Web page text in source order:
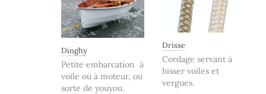
Dinghy
Petite embarcation à
voile ou à moteur, ou
sorte de youyou.
Drisse
Cordage servant à
hisser voiles et
vergues.